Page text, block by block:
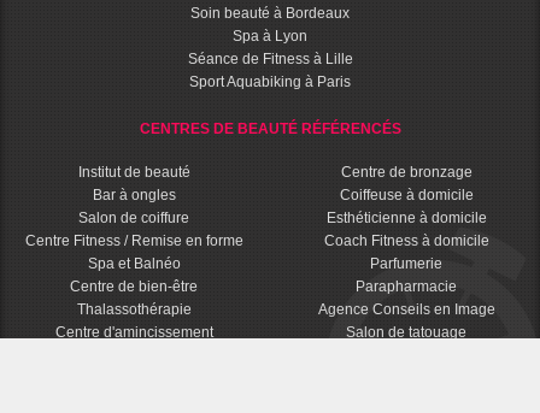
Soin beauté à Bordeaux
Spa à Lyon
Séance de Fitness à Lille
Sport Aquabiking à Paris
CENTRES DE BEAUTÉ RÉFÉRENCÉS
Institut de beauté
Bar à ongles
Salon de coiffure
Centre Fitness / Remise en forme
Spa et Balnéo
Centre de bien-être
Thalassothérapie
Centre d'amincissement
Centre de bronzage
Coiffeuse à domicile
Esthéticienne à domicile
Coach Fitness à domicile
Parfumerie
Parapharmacie
Agence Conseils en Image
Salon de tatouage